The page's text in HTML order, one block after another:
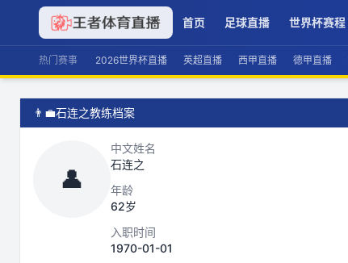
首页 足球直播 世界杯赛程
热门赛事 2026世界杯直播 英超直播 西甲直播 德甲直播
👨‍💼石连之教练档案
👤
中文姓名
石连之
年龄
62岁
入职时间
1970-01-01